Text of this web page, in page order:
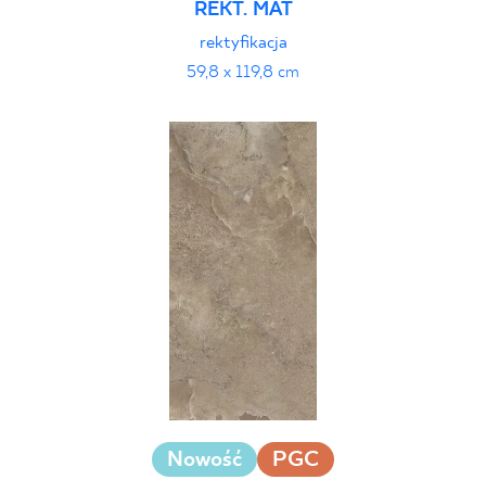
REKT. MAT
rektyfikacja
59,8 x 119,8 cm
Nowość PGC